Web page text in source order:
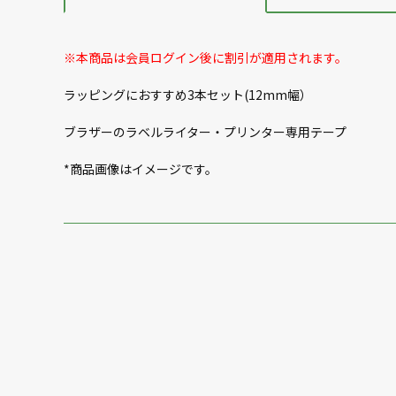
※本商品は会員ログイン後に割引が適用されます。
ラッピングにおすすめ3本セット(12mm幅）
ブラザーのラベルライター・プリンター専用テープ
*商品画像はイメージです。